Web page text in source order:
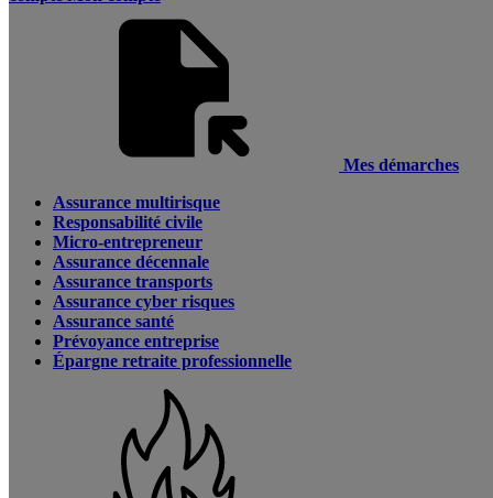
Mes démarches
Assurance multirisque
Responsabilité civile
Micro-entrepreneur
Assurance décennale
Assurance transports
Assurance cyber risques
Assurance santé
Prévoyance entreprise
Épargne retraite professionnelle